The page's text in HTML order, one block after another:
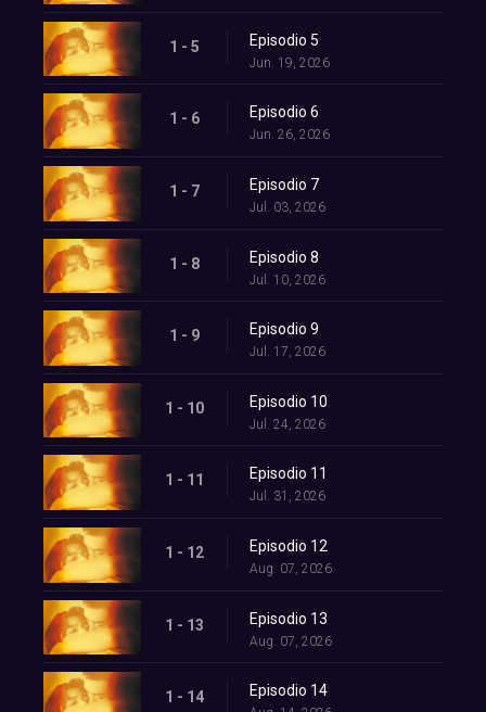
1 - 5 Episodio 5
Jun. 19, 2026
1 - 6 Episodio 6
Jun. 26, 2026
1 - 7 Episodio 7
Jul. 03, 2026
1 - 8 Episodio 8
Jul. 10, 2026
1 - 9 Episodio 9
Jul. 17, 2026
1 - 10 Episodio 10
Jul. 24, 2026
1 - 11 Episodio 11
Jul. 31, 2026
1 - 12 Episodio 12
Aug. 07, 2026
1 - 13 Episodio 13
Aug. 07, 2026
1 - 14 Episodio 14